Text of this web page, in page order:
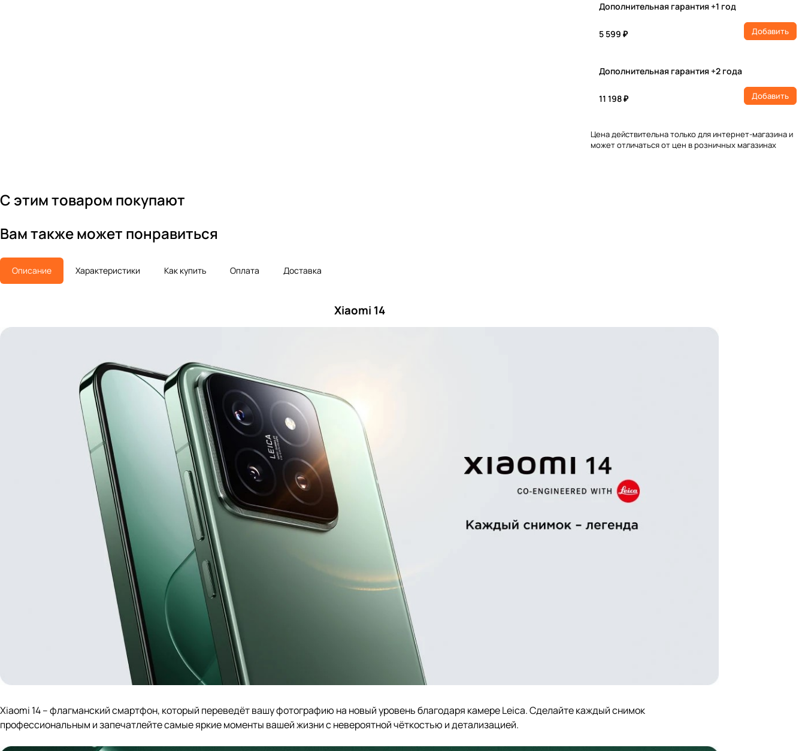
Дополнительная гарантия +1 год
5 599 ₽ Добавить
Дополнительная гарантия +2 года
11 198 ₽ Добавить
Цена действительна только для интернет-магазина и
может отличаться от цен в розничных магазинах
С этим товаром покупают
Вам также может понравиться
Описание Характеристики Как купить Оплата Доставка
Xiaomi 14
Xiaomi 14 – флагманский смартфон, который переведёт вашу фотографию на новый уровень благодаря камере Leica. Сделайте каждый снимок
профессиональным и запечатлейте самые яркие моменты вашей жизни с невероятной чёткостью и детализацией.